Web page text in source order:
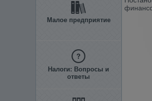
Малое предприятие
Налоги: Вопросы и
ответы